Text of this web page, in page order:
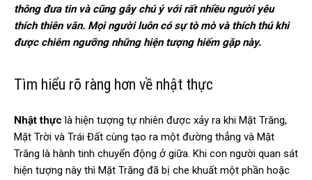
thông đưa tin và cũng gây chú ý với rất nhiều người yêu
thích thiên văn. Mọi người luôn có sự tò mò và thích thú khi
được chiêm ngưỡng những hiện tượng hiếm gặp này.
Tìm hiểu rõ ràng hơn về nhật thực
Nhật thực là hiện tượng tự nhiên được xảy ra khi Mặt Trăng,
Mặt Trời và Trái Đất cùng tạo ra một đường thẳng và Mặt
Trăng là hành tinh chuyển động ở giữa. Khi con người quan sát
hiện tượng này thì Mặt Trăng đã bị che khuất một phần hoặc